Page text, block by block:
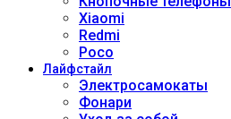
Xiaomi
Redmi
Poco
Лайфстайл
Электросамокаты
Фонари